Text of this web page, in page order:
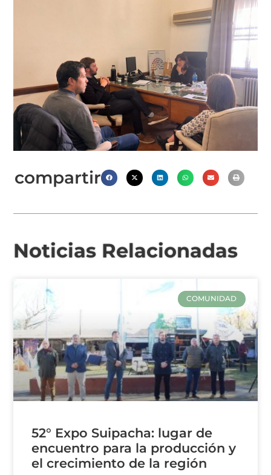
compartir
Noticias Relacionadas
COMUNIDAD
52° Expo Suipacha: lugar de
encuentro para la producción y
el crecimiento de la región